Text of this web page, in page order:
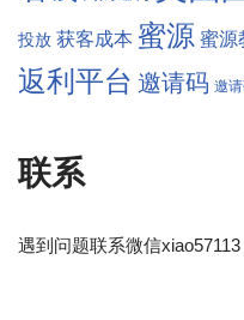
投放 获客成本 蜜源 蜜源
返利平台 邀请码 邀
联系
遇到问题联系微信xiao57113